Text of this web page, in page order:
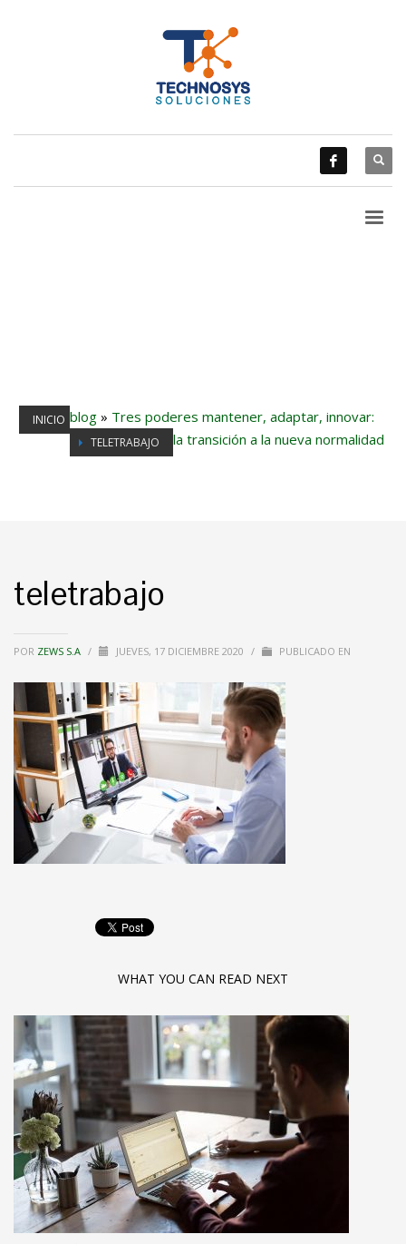
INICIO blog » Tres poderes mantener, adaptar, innovar:
la transición a la nueva normalidad
TELETRABAJO
teletrabajo
POR ZEWS S.A / JUEVES, 17 DICIEMBRE 2020 / PUBLICADO EN
WHAT YOU CAN READ NEXT